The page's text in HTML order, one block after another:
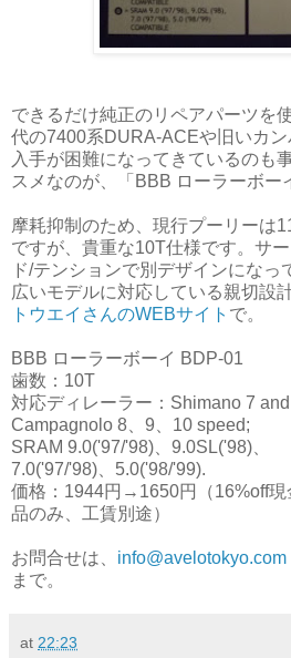
できるだけ純正のリペアパーツを
代の7400系DURA-ACEや旧いカン
入手が困難になってきているのも
スメなのが、「BBB ローラーボー
摩耗抑制のため、現行プーリーは
ですが、貴重な10T仕様です。サ
ド/テンションで別デザインにな
広いモデルに対応している親切設
トウエイさんのWEBサイト で。
BBB ローラーボーイ BDP-01
歯数：10T
対応ディレーラー：Shimano 7
Campagnolo 8、9、10 speed;
SRAM 9.0('97/'98)、9.0SL('98)、
7.0('97/'98)、5.0('98/'99).
価格：1944円→1650円（16%off現
品のみ、工賃別途）
お問合せは、 info@avelotokyo.com
まで。
at 22:23